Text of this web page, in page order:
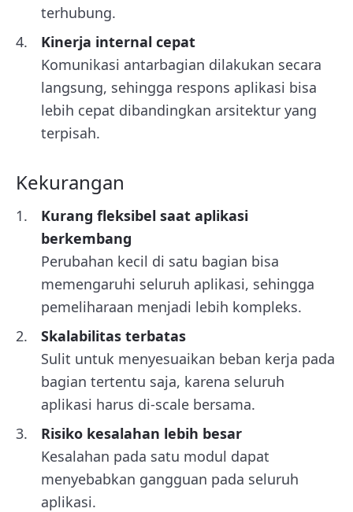
terhubung.
Kinerja internal cepat
Komunikasi antarbagian dilakukan secara
langsung, sehingga respons aplikasi bisa
lebih cepat dibandingkan arsitektur yang
terpisah.
Kekurangan
Kurang fleksibel saat aplikasi
berkembang
Perubahan kecil di satu bagian bisa
memengaruhi seluruh aplikasi, sehingga
pemeliharaan menjadi lebih kompleks.
Skalabilitas terbatas
Sulit untuk menyesuaikan beban kerja pada
bagian tertentu saja, karena seluruh
aplikasi harus di-scale bersama.
Risiko kesalahan lebih besar
Kesalahan pada satu modul dapat
menyebabkan gangguan pada seluruh
aplikasi.